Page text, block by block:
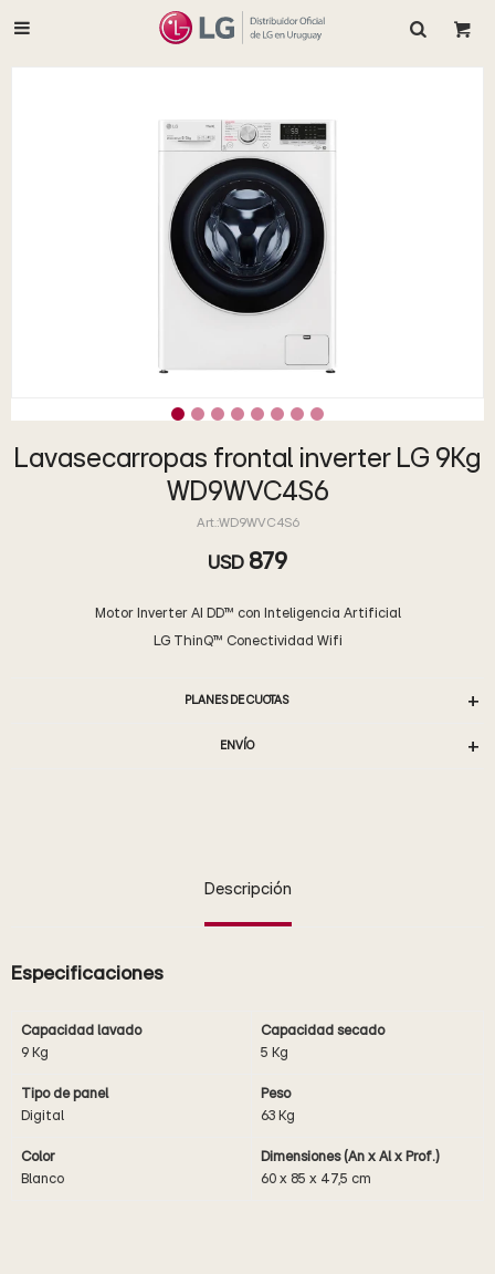

Lavasecarropas frontal inverter LG 9Kg
WD9WVC4S6
WD9WVC4S6
USD 879
Motor Inverter AI DD™ con Inteligencia Artificial
LG ThinQ™ Conectividad Wifi
PLANES DE CUOTAS
ENVÍO
Descripción
Especificaciones
Capacidad lavado
9 Kg
Capacidad secado
5 Kg
Tipo de panel
Digital
Peso
63 Kg
Color
Blanco
Dimensiones (An x Al x Prof.)
60 x 85 x 47,5 cm